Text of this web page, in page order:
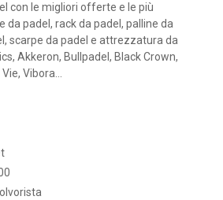
con le migliori offerte e le più
da padel, rack da padel, palline da
scarpe da padel e attrezzatura da
Akkeron, Bullpadel, Black Crown,
Vibora...